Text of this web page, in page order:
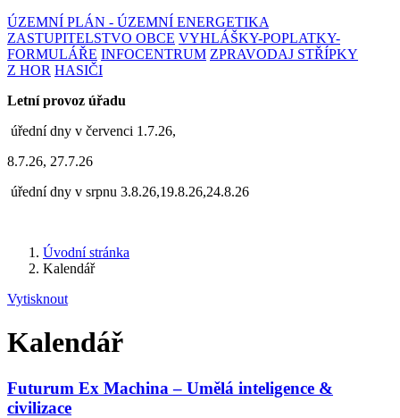
ÚZEMNÍ PLÁN - ÚZEMNÍ ENERGETIKA
ZASTUPITELSTVO OBCE VYHLÁŠKY-POPLATKY-
FORMULÁŘE INFOCENTRUM ZPRAVODAJ STŘÍPKY
Z HOR HASIČI
Letní provoz úřadu
úřední dny v červenci 1.7.26,
8.7.26, 27.7.26
úřední dny v srpnu 3.8.26,19.8.26,24.8.26
Úvodní stránka
Kalendář
Vytisknout
Kalendář
Futurum Ex Machina – Umělá inteligence &
civilizace